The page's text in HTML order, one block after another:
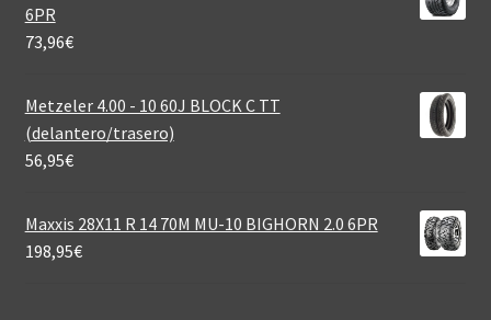
6PR
73,96€
Metzeler 4.00 - 10 60J BLOCK C TT
(delantero/trasero)
56,95€
Maxxis 28X11 R 14 70M MU-10 BIGHORN 2.0 6PR
198,95€